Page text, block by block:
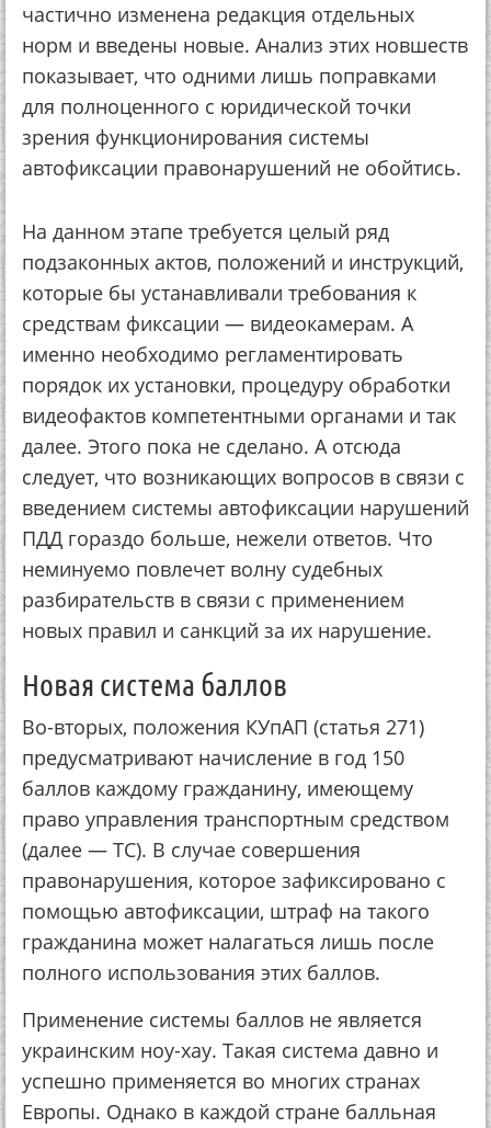
частично изменена редакция отдельных
норм и введены новые. Анализ этих новшеств
показывает, что одними лишь поправками
для полноценного с юридической точки
зрения функционирования системы
автофиксации правонарушений не обойтись.
На данном этапе требуется целый ряд
подзаконных актов, положений и инструкций,
которые бы устанавливали требования к
средствам фиксации — видеокамерам. А
именно необходимо регламентировать
порядок их установки, процедуру обработки
видеофактов компетентными органами и так
далее. Этого пока не сделано. А отсюда
следует, что возникающих вопросов в связи с
введением системы автофиксации нарушений
ПДД гораздо больше, нежели ответов. Что
неминуемо повлечет волну судебных
разбирательств в связи с применением
новых правил и санкций за их нарушение.
Новая система баллов
Во-вторых, положения КУпАП (статья 271)
предусматривают начисление в год 150
баллов каждому гражданину, имеющему
право управления транспортным средством
(далее — ТС). В случае совершения
правонарушения, которое зафиксировано с
помощью автофиксации, штраф на такого
гражданина может налагаться лишь после
полного использования этих баллов.
Применение системы баллов не является
украинским ноу-хау. Такая система давно и
успешно применяется во многих странах
Европы. Однако в каждой стране балльная